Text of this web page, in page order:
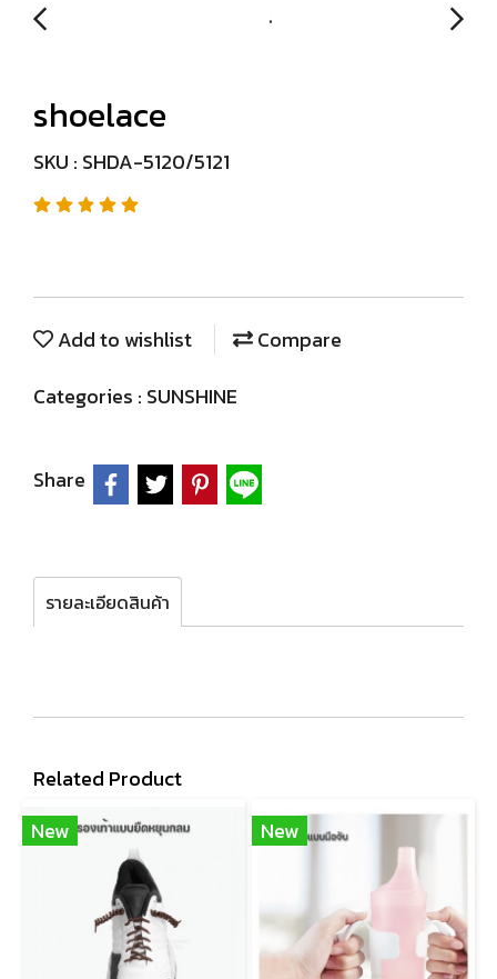
shoelace
SKU : SHDA-5120/5121
Add to wishlist
Compare
Categories : SUNSHINE
Share
รายละเอียดสินค้า
Related Product
New
New